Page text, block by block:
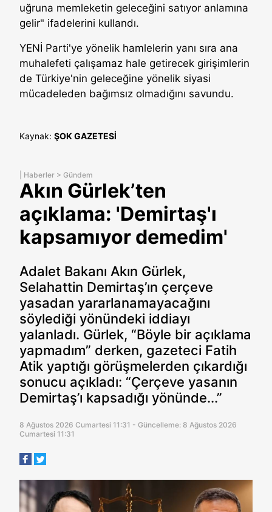
uğruna memleketin geleceğini satıyor anlamına
gelir" ifadelerini kullandı.
YENİ Parti'ye yönelik hamlelerin yanı sıra ana
muhalefeti çalışamaz hale getirecek girişimlerin
de Türkiye'nin geleceğine yönelik siyasi
mücadeleden bağımsız olmadığını savundu.
Kaynak: ŞOK GAZETESİ
Haberler > Gündem
Akın Gürlek’ten
açıklama: 'Demirtaş'ı
kapsamıyor demedim'
Adalet Bakanı Akın Gürlek,
Selahattin Demirtaş’ın çerçeve
yasadan yararlanamayacağını
söylediği yönündeki iddiayı
yalanladı. Gürlek, “Böyle bir açıklama
yapmadım” derken, gazeteci Fatih
Atik yaptığı görüşmelerden çıkardığı
sonucu açıkladı: “Çerçeve yasanın
Demirtaş’ı kapsadığı yönünde...”
8 Ağustos 2026 Cumartesi 11:31 - Güncelleme: 8 Ağustos 2026
Cumartesi 11:31